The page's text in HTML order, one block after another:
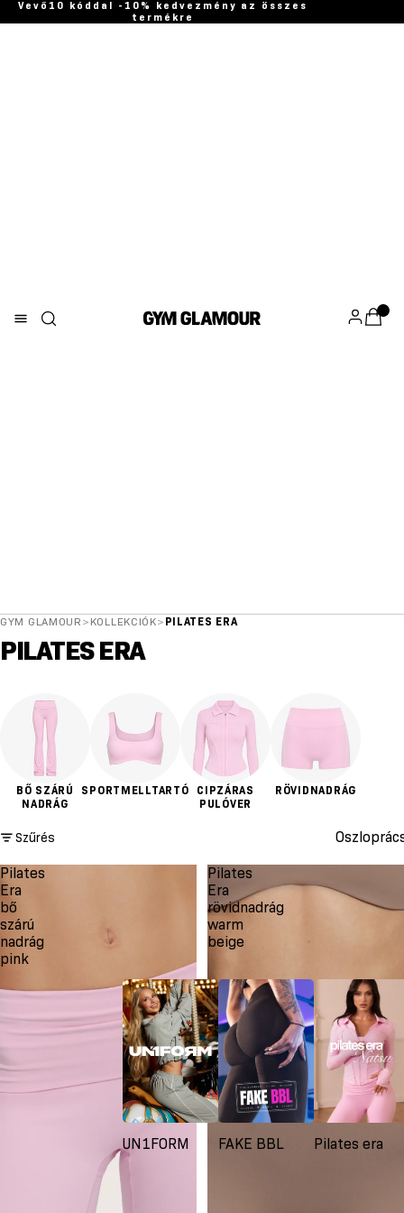
Vevő10 kóddal -10% kedvezmény az összes
termékre
UN1FORM FAKE BBL Pilates era
GYM GLAMOUR > KOLLEKCIÓK> PILATES ERA
PILATES ERA
BŐ SZÁRÚ
NADRÁG
SPORTMELLTARTÓ
CIPZÁRAS
PULÓVER
RÖVIDNADRÁG
Szűrés
Pilates
Era
bő
szárú
nadrág
pink
Pilates
Era
rövidnadrág
warm
beige